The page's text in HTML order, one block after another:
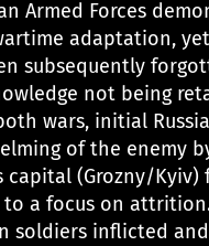
Armed Forces
adaptation,
subsequently
not being
wars, initial
of the enemy
capital (Grozny/Kyiv)
a focus on
soldiers inflicted